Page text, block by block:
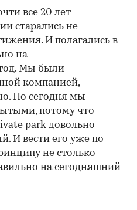
все 20 лет
старались не
И полагались в
на
Мы были
компанией,
Но сегодня мы
потому что
park довольно
И вести его уже по
не столько
на сегодняшний